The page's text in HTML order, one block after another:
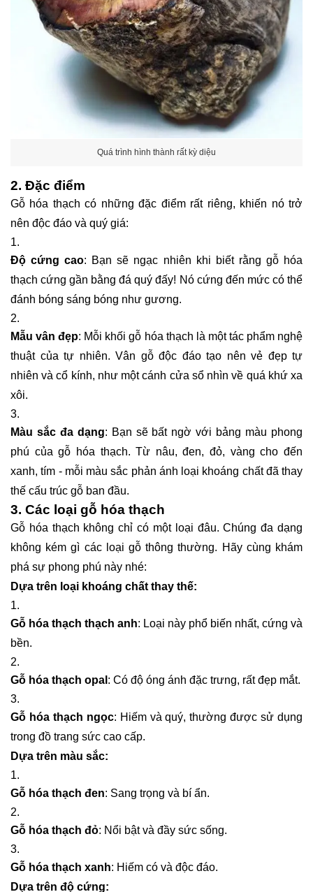
Quá trình hình thành rất kỳ diệu
2. Đặc điểm
Gỗ hóa thạch có những đặc điểm rất riêng, khiến nó trở
nên độc đáo và quý giá:
Độ cứng cao: Bạn sẽ ngạc nhiên khi biết rằng gỗ hóa
thạch cứng gần bằng đá quý đấy! Nó cứng đến mức có thể
đánh bóng sáng bóng như gương.
Mẫu vân đẹp: Mỗi khối gỗ hóa thạch là một tác phẩm nghệ
thuật của tự nhiên. Vân gỗ độc đáo tạo nên vẻ đẹp tự
nhiên và cổ kính, như một cánh cửa sổ nhìn về quá khứ xa
xôi.
Màu sắc đa dạng: Bạn sẽ bất ngờ với bảng màu phong
phú của gỗ hóa thạch. Từ nâu, đen, đỏ, vàng cho đến
xanh, tím - mỗi màu sắc phản ánh loại khoáng chất đã thay
thế cấu trúc gỗ ban đầu.
3. Các loại gỗ hóa thạch
Gỗ hóa thạch không chỉ có một loại đâu. Chúng đa dạng
không kém gì các loại gỗ thông thường. Hãy cùng khám
phá sự phong phú này nhé:
Dựa trên loại khoáng chất thay thế:
Gỗ hóa thạch thạch anh: Loại này phổ biến nhất, cứng và
bền.
Gỗ hóa thạch opal : Có độ óng ánh đặc trưng, rất đẹp mắt.
Gỗ hóa thạch ngọc: Hiếm và quý, thường được sử dụng
trong đồ trang sức cao cấp.
Dựa trên màu sắc:
Gỗ hóa thạch đen: Sang trọng và bí ẩn.
Gỗ hóa thạch đỏ: Nổi bật và đầy sức sống.
Gỗ hóa thạch xanh: Hiếm có và độc đáo.
Dựa trên độ cứng: